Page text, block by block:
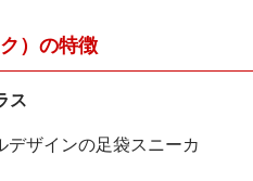
）の特徴
ス
ザインの足袋スニーカ